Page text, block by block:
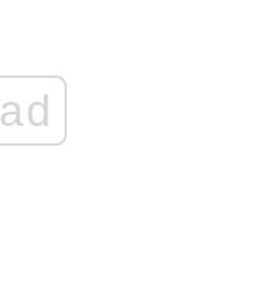
ad